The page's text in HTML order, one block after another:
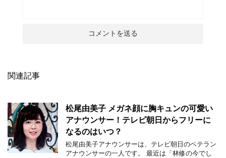
関連記事
松尾由美子 メガネ顔に胸キュンの可愛い
アナウンサー！テレビ朝日からフリーに
なるのはいつ？
松尾由美子アナウンサーは、テレビ朝日のベテラン
アナウンサーの一人です。 最近は「林修の今でし